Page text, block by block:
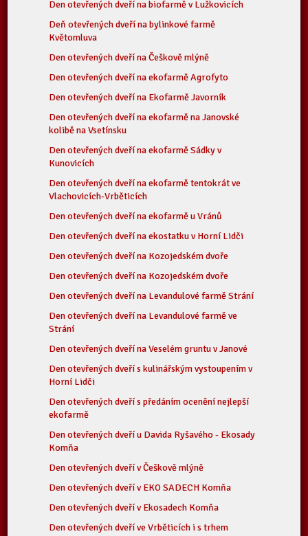
Den otevřených dveří na biofarmě v Lužkovicích
Deň otevřených dveří na bylinkové farmě
Květomluva
Den otevřených dveří na Češkově mlýně
Den otevřených dveří na ekofarmě Agrofyto
Den otevřených dveří na Ekofarmě Javorník
Den otevřených dveří na ekofarmě na Janovské
kolibě na Vsetínsku
Den otevřených dveří na ekofarmě Sádky v
Kunovicích
Den otevřených dveří na ekofarmě tentokrát ve
Vlachovicích-Vrběticích
Den otevřených dveří na ekofarmě u Vránů
Den otevřených dveří na ekostatku v Horní Lidči
Den otevřených dveří na Kozojedském dvoře
Den otevřených dveří na Kozojedském dvoře
Den otevřených dveří na Levandulové farmě Strání
Den otevřených dveří na Levandulové farmě ve
Strání
Den otevřených dveří na Veselém gruntu v Janové
Den otevřených dveří s kulinářským vystoupením v
Horní Lidči
Den otevřených dveří s předáním ocenění nejlepší
ekofarmě
Den otevřených dveří u Davida Ryšavého - Ekosady
Komňa
Den otevřených dveří v Češkově mlýně
Den otevřených dveří v EKO SADECH Komňa
Den otevřených dveří v Ekosadech Komňa
Den otevřených dveří ve Vrběticích i s trhem